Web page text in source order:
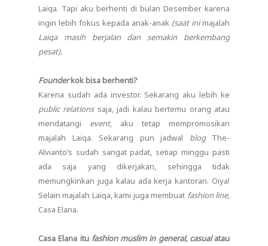
Laiqa. Tapi aku berhenti di bulan Desember karena
ingin lebih fokus kepada anak-anak (saat inimajalah
Laiqa masih berjalan dan semakin berkembang
pesat).
Founderkok bisa berhenti?
Karena sudah ada investor. Sekarang aku lebih ke
public relationssaja, jadi kalau bertemu orang atau
mendatangi event, aku tetap mempromosikan
majalah Laiqa. Sekarang pun jadwal blogThe-
Alvianto’s sudah sangat padat, setiap minggu pasti
ada saja yang dikerjakan, sehingga tidak
memungkinkan juga kalau ada kerja kantoran. Oiya!
Selain majalah Laiqa, kami juga membuat fashion line,
Casa Elana.
Casa Elana itu fashion muslim in general, casualatau